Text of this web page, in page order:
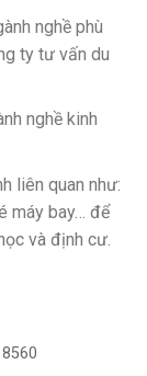
nghề phù
ty tư vấn du
nghề kinh
liên quan như:
máy bay… để
và định cư.
8560